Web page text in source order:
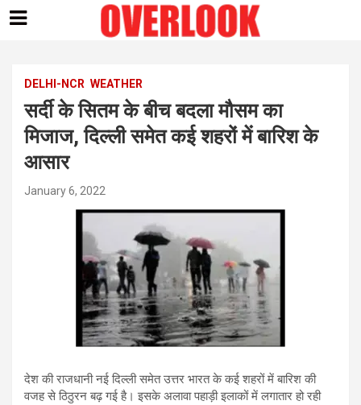
contentDELHI-NCR WEATHER
सर्दी के सितम के बीच बदला मौसम का
मिजाज, दिल्ली समेत कई शहरों में बारिश के
आसार
January 6, 2022
देश की राजधानी नई दिल्ली समेत उत्तर भारत के कई शहरों में बारिश की
वजह से ठिठुरन बढ़ गई है। इसके अलावा पहाड़ी इलाकों में लगातार हो रही